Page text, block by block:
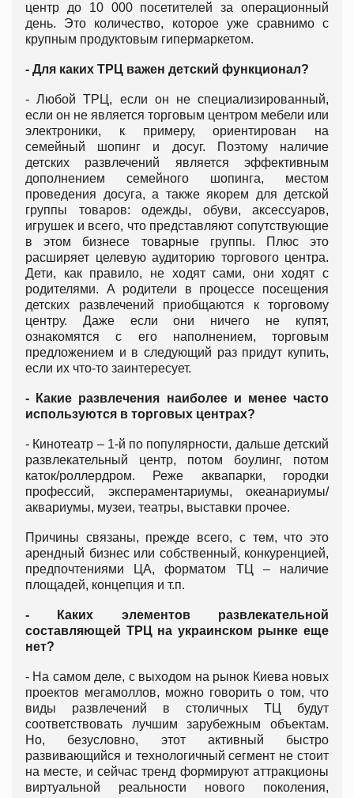
центр до 10 000 посетителей за операционный
день. Это количество, которое уже сравнимо с
крупным продуктовым гипермаркетом.
- Для каких ТРЦ важен детский функционал?
- Любой ТРЦ, если он не специализированный,
если он не является торговым центром мебели или
электроники, к примеру, ориентирован на
семейный шопинг и досуг. Поэтому наличие
детских развлечений является эффективным
дополнением семейного шопинга, местом
проведения досуга, а также якорем для детской
группы товаров: одежды, обуви, аксессуаров,
игрушек и всего, что представляют сопутствующие
в этом бизнесе товарные группы. Плюс это
расширяет целевую аудиторию торгового центра.
Дети, как правило, не ходят сами, они ходят с
родителями. А родители в процессе посещения
детских развлечений приобщаются к торговому
центру. Даже если они ничего не купят,
ознакомятся с его наполнением, торговым
предложением и в следующий раз придут купить,
если их что-то заинтересует.
- Какие развлечения наиболее и менее часто
используются в торговых центрах?
- Кинотеатр – 1-й по популярности, дальше детский
развлекательный центр, потом боулинг, потом
каток/роллердром. Реже аквапарки, городки
профессий, экспераментариумы, океанариумы/
аквариумы, музеи, театры, выставки прочее.
Причины связаны, прежде всего, с тем, что это
арендный бизнес или собственный, конкуренцией,
предпочтениями ЦА, форматом ТЦ – наличие
площадей, концепция и т.п.
- Каких элементов развлекательной
составляющей ТРЦ на украинском рынке еще
нет?
- На самом деле, с выходом на рынок Киева новых
проектов мегамоллов, можно говорить о том, что
виды развлечений в столичных ТЦ будут
соответствовать лучшим зарубежным объектам.
Но, безусловно, этот активный быстро
развивающийся и технологичный сегмент не стоит
на месте, и сейчас тренд формируют аттракционы
виртуальной реальности нового поколения,